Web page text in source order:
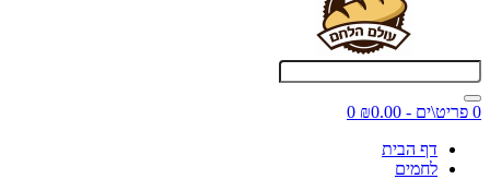
0 פריט\ים - ₪0.00
0
דף הבית
לחמים